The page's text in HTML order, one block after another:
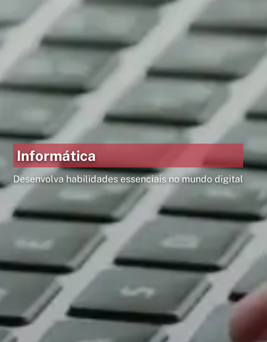
Informática
Desenvolva habilidades essenciais no mundo digital